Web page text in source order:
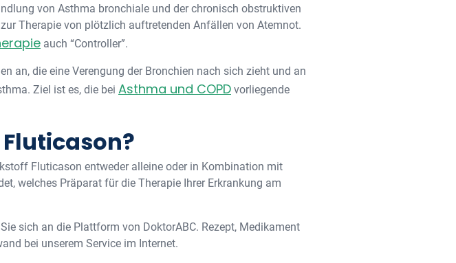
von Asthma bronchiale und der chronisch obstruktiven
zur Therapie von plötzlich auftretenden Anfällen von Atemnot.
auch “Controller”.
an, die eine Verengung der Bronchien nach sich zieht und an
Ziel ist es, die bei Asthma und COPD vorliegende
Fluticason entweder alleine oder in Kombination mit
welches Präparat für die Therapie Ihrer Erkrankung am
sich an die Plattform von DoktorABC. Rezept, Medikament
bei unserem Service im Internet.